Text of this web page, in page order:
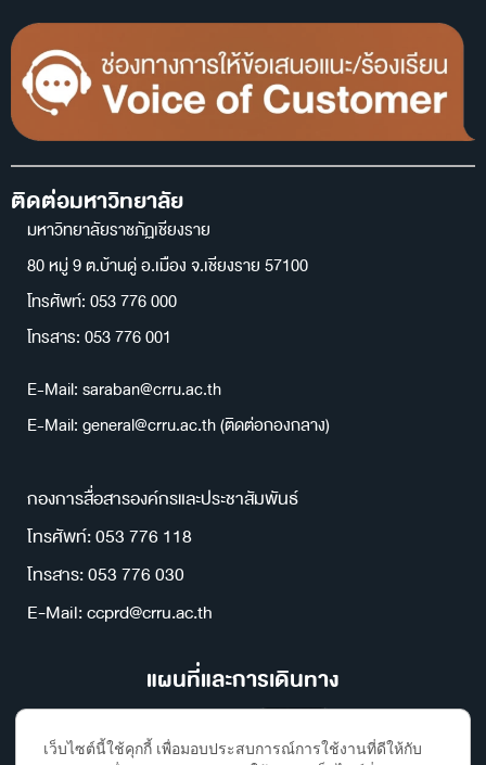
ติดต่อมหาวิทยาลัย
มหาวิทยาลัยราชภัฏเชียงราย
80 หมู่ 9 ต.บ้านดู่ อ.เมือง จ.เชียงราย 57100
โทรศัพท์: 053 776 000
โทรสาร: 053 776 001
E-Mail: saraban@crru.ac.th
E-Mail: general@crru.ac.th (ติดต่อกองกลาง)
กองการสื่อสารองค์กรและประชาสัมพันธ์
โทรศัพท์: 053 776 118
โทรสาร: 053 776 030
E-Mail: ccprd@crru.ac.th
แผนที่และการเดินทาง
เว็บไซต์นี้ใช้คุกกี้ เพื่อมอบประสบการณ์การใช้งานที่ดีให้กับ